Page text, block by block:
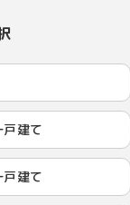
建て
戸建て